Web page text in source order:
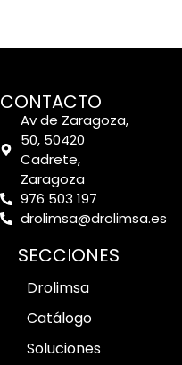
CONTACTO
Av de Zaragoza,
50, 50420
Cadrete,
Zaragoza
976 503 197
drolimsa@drolimsa.es
SECCIONES
Drolimsa
Catálogo
Soluciones